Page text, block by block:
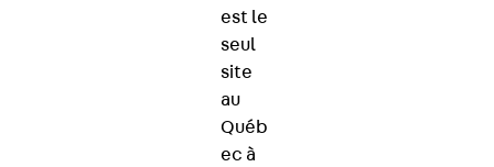
est le
seul
site
au
Québ
ec à